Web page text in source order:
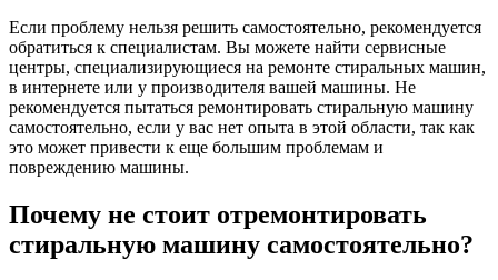
Если проблему нельзя решить самостоятельно, рекомендуется
обратиться к специалистам. Вы можете найти сервисные
центры, специализирующиеся на ремонте стиральных машин,
в интернете или у производителя вашей машины. Не
рекомендуется пытаться ремонтировать стиральную машину
самостоятельно, если у вас нет опыта в этой области, так как
это может привести к еще большим проблемам и
повреждению машины.
Почему не стоит отремонтировать
стиральную машину самостоятельно?